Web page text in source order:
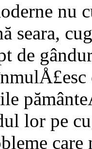
nu
seara,
de
lor pe